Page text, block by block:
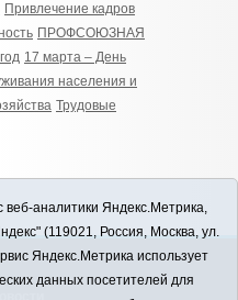
Привлечение кадров
ПРОФСОЮЗНАЯ
17 марта – День
населения и
Трудовые
веб-аналитики Яндекс.Метрика,
(119021, Россия, Москва, ул.
Яндекс.Метрика использует
данных посетителей для